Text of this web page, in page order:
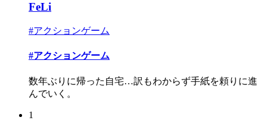
FeLi
#アクションゲーム
#アクションゲーム
数年ぶりに帰った自宅…訳もわからず手紙を頼りに進
んでいく。
1